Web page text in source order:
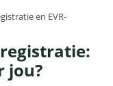
en EVR-
jou?